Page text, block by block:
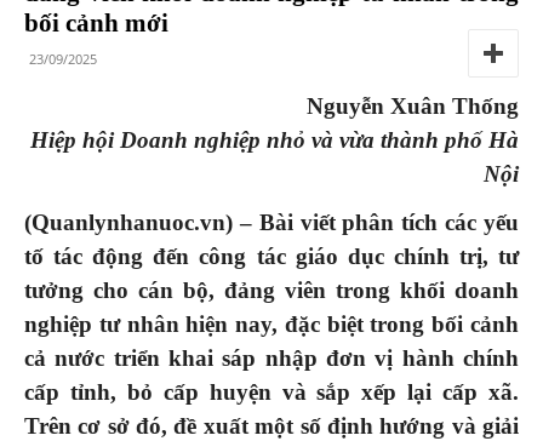
bối cảnh mới
23/09/2025
Nguyễn Xuân Thống
Hiệp hội Doanh nghiệp nhỏ và vừa thành phố Hà
Nội
(Quanlynhanuoc.vn) – Bài viết phân tích các yếu
tố tác động đến công tác giáo dục chính trị, tư
tưởng cho cán bộ, đảng viên trong khối doanh
nghiệp tư nhân hiện nay, đặc biệt trong bối cảnh
cả nước triển khai sáp nhập đơn vị hành chính
cấp tỉnh, bỏ cấp huyện và sắp xếp lại cấp xã.
Trên cơ sở đó, đề xuất một số định hướng và giải